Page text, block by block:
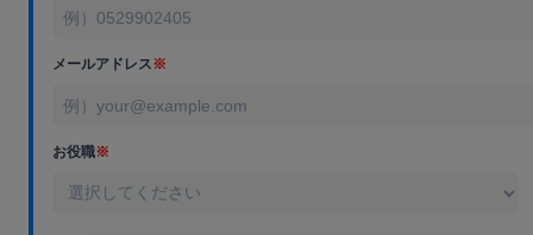
メールアドレス※
お役職※